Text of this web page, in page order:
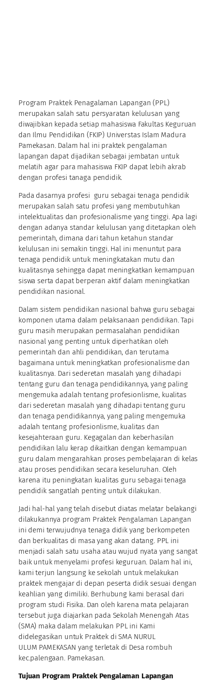
Program Praktek Penagalaman Lapangan (PPL)
merupakan salah satu persyaratan kelulusan yang
diwajibkan kepada setiap mahasiswa Fakultas Keguruan
dan Ilmu Pendidikan (FKIP) Universtas Islam Madura
Pamekasan. Dalam hal ini praktek pengalaman
lapangan dapat dijadikan sebagai jembatan untuk
melatih agar para mahasiswa FKIP dapat lebih akrab
dengan profesi tanaga pendidik.
Pada dasarnya profesi guru sebagai tenaga pendidik
merupakan salah satu profesi yang membutuhkan
intelektualitas dan profesionalisme yang tinggi. Apa lagi
dengan adanya standar kelulusan yang ditetapkan oleh
pemerintah, dimana dari tahun ketahun standar
kelulusan ini semakin tinggi. Hal ini menuntut para
tenaga pendidik untuk meningkatakan mutu dan
kualitasnya sehingga dapat meningkatkan kemampuan
siswa serta dapat berperan aktif dalam meningkatkan
pendidikan nasional.
Dalam sistem pendidikan nasional bahwa guru sebagai
komponen utama dalam pelaksanaan pendidikan. Tapi
guru masih merupakan permasalahan pendidikan
nasional yang penting untuk diperhatikan oleh
pemerintah dan ahli pendidikan, dan terutama
bagaimana untuk meningkatkan profesionalisme dan
kualitasnya. Dari sederetan masalah yang dihadapi
tentang guru dan tenaga pendidikannya, yang paling
mengemuka adalah tentang profesionlisme, kualitas
dari sederetan masalah yang dihadapi tentang guru
dan tenaga pendidikannya, yang paling mengemuka
adalah tentang profesionlisme, kualitas dan
kesejahteraan guru. Kegagalan dan keberhasilan
pendidikan lalu kerap dikaitkan dengan kemampuan
guru dalam mengarahkan proses pembelajaran di kelas
atau proses pendidikan secara keseluruhan. Oleh
karena itu peningkatan kualitas guru sebagai tenaga
pendidik sangatlah penting untuk dilakukan.
Jadi hal-hal yang telah disebut diatas melatar belakangi
dilakukannya program Praktek Pengalaman Lapangan
ini demi terwujudnya tenaga didik yang berkompeten
dan berkualitas di masa yang akan datang. PPL ini
menjadi salah satu usaha atau wujud nyata yang sangat
baik untuk menyelami profesi keguruan. Dalam hal ini,
kami terjun langsung ke sekolah untuk melakukan
praktek mengajar di depan peserta didik sesuai dengan
keahlian yang dimiliki. Berhubung kami berasal dari
program studi Fisika. Dan oleh karena mata pelajaran
tersebut juga diajarkan pada Sekolah Menengah Atas
(SMA) maka dalam melakukan PPL ini Kami
didelegasikan untuk Praktek di SMA NURUL
ULUM PAMEKASAN yang terletak di Desa rombuh
kec.palengaan. Pamekasan.
Tujuan Program Praktek Pengalaman Lapangan